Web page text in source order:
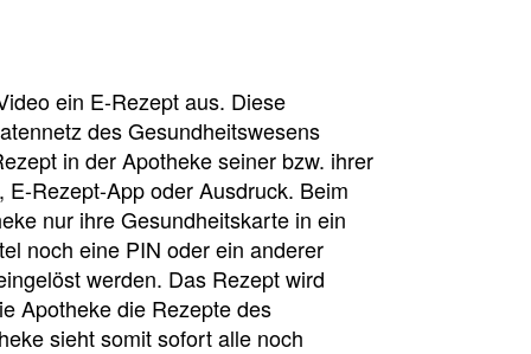
ein E-Rezept aus. Diese
des Gesundheitswesens
in der Apotheke seiner bzw. ihrer
Rezept-App oder Ausdruck. Beim
nur ihre Gesundheitskarte in ein
noch eine PIN oder ein anderer
werden. Das Rezept wird
Apotheke die Rezepte des
sieht somit sofort alle noch